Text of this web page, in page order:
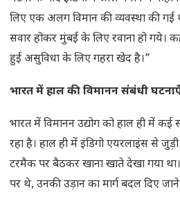
लिए एक अलग विमान की व्यवस्था की गई
सवार होकर मुंबई के लिए रवाना हो गये।
हुई असुविधा के लिए गहरा खेद है।”
भारत में हाल की विमानन संबंधी
भारत में विमानन उद्योग को हाल ही में
रहा है। हाल ही में इंडिगो एयरलाइंस से
टरमैक पर बैठकर खाना खाते देखा गया था।
पर थे, उनकी उड़ान का मार्ग बदल दिए